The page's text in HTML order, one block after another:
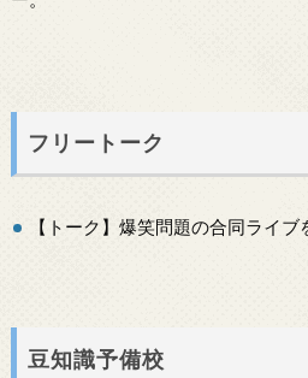
フリートーク
【トーク】爆笑問題の合同ライブ
豆知識予備校